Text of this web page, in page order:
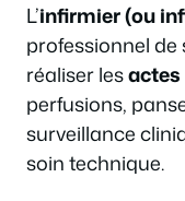
L’infirmier (ou
professionnel
réaliser les
perfusions,
surveillance
soin technique.